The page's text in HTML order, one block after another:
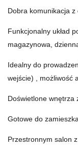
Dobra komunikacja
Funkcjonalny układ
magazynowa,
Idealny do
wejście) , możliwość
Doświetlone wnętrza
Gotowe do
Przestronnym salon